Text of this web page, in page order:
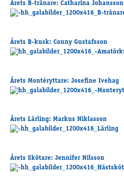
Supertorsdag för företag
Ridsport
Om travskolan
Samarbetspartners
Kursutbud och Aktiviteter
Ungdoms­stipendium
Årets B-tränare: Catharina Johansson
Årets B-kusk: Conny Gustafsson
Årets Montéryttare: Josefine Ivehag
Årets Lärling: Markus Niklasson
Årets Skötare: Jennifer Nilsson